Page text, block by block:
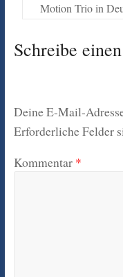
Motion Trio in
Schreibe
Deine E-Mail-
Erforderliche Felder
Kommentar *